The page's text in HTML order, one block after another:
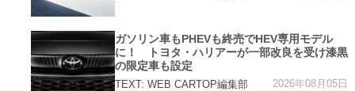
カ
テ
ゴ
リ
ー
ガソリン車もPHEVも終売でHEV専用モデル
に！ トヨタ・ハリアーが一部改良を受け漆黒
の限定車も設定
TEXT: WEB CARTOP編集部 2026年08月05日